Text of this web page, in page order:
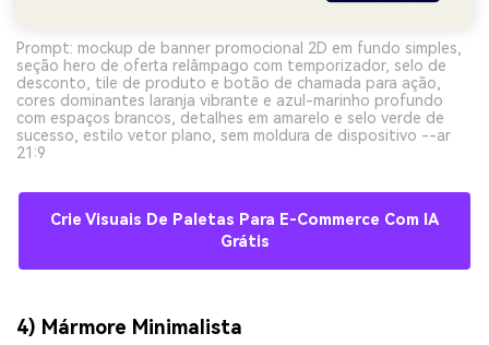
Prompt: mockup de banner promocional 2D em fundo simples,
seção hero de oferta relâmpago com temporizador, selo de
desconto, tile de produto e botão de chamada para ação,
cores dominantes laranja vibrante e azul-marinho profundo
com espaços brancos, detalhes em amarelo e selo verde de
sucesso, estilo vetor plano, sem moldura de dispositivo --ar
21:9
Crie Visuais De Paletas Para E-Commerce Com IA
Grátis
4) Mármore Minimalista